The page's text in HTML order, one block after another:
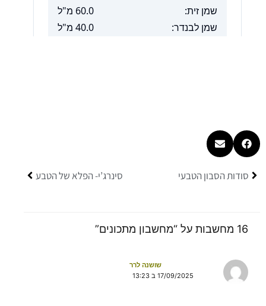
קודםסודות הסבון הטבעי סינרג’י- הפלא של הטבע הבא
16 מחשבות על “מחשבון מתכונים”
שושנה לרר
17/09/2025 ב 13:23